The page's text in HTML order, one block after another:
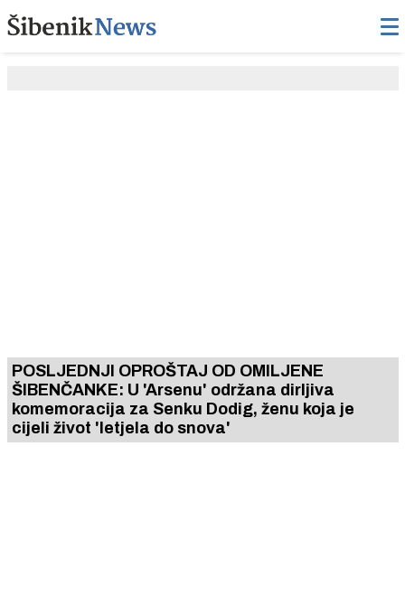
POSLJEDNJI OPROŠTAJ OD OMILJENE
ŠIBENČANKE: U 'Arsenu' održana dirljiva
komemoracija za Senku Dodig, ženu koja je
cijeli život 'letjela do snova'